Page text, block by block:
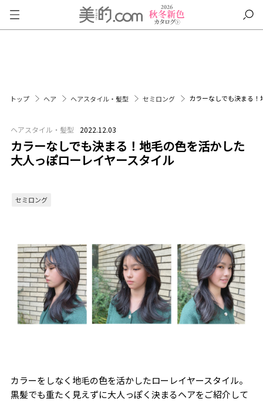
トップ ヘア ヘアスタイル・髪型 セミロング カラーなしでも決まる
ヘアスタイル・髪型 2022.12.03
カラーなしでも決まる！地毛の色を活かした
大人っぽローレイヤースタイル
セミロング
カラーをしなく地毛の色を活かしたローレイヤースタイル。
黒髪でも重たく見えずに大人っぽく決まるヘアをご紹介して